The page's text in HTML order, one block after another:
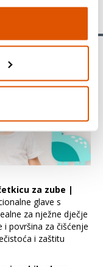
za zube |
glave s
za nježne dječje
i površina za čišćenje
i zaštitu